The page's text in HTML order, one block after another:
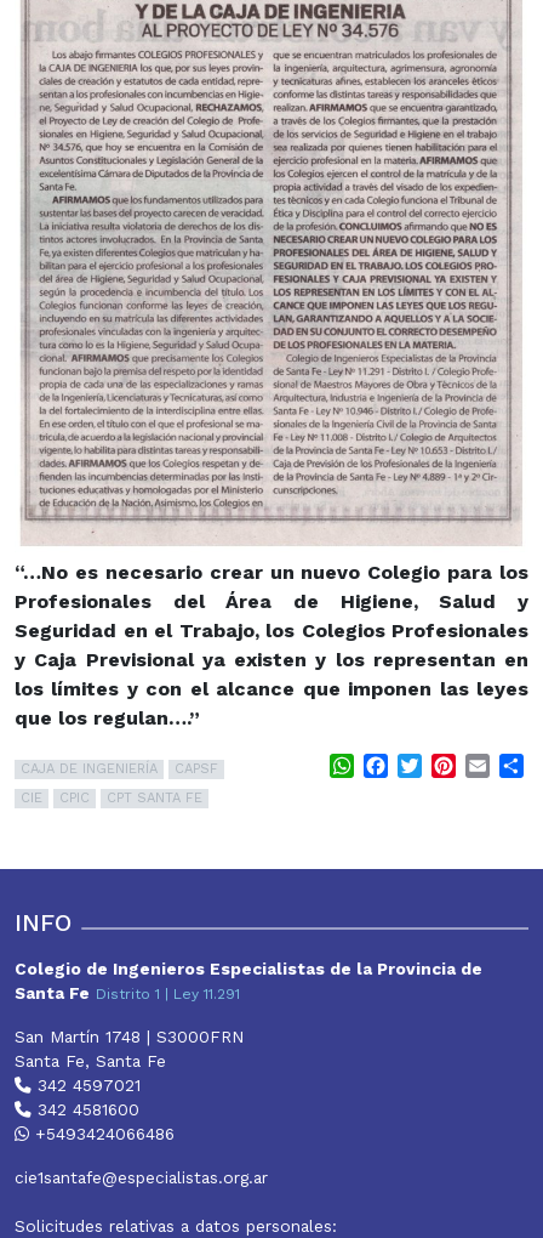
“…No es necesario crear un nuevo Colegio para los
Profesionales del Área de Higiene, Salud y
Seguridad en el Trabajo, los Colegios Profesionales
y Caja Previsional ya existen y los representan en
los límites y con el alcance que imponen las leyes
que los regulan….”
CAJA DE INGENIERÍA
CAPSF
CIE
CPIC CPT SANTA FE
WhatsApp
Facebook
TwitterPinterest
Email
INFO
Colegio de Ingenieros Especialistas de la Provincia de
Santa Fe Distrito 1 | Ley 11.291
San Martín 1748 | S3000FRN
Santa Fe, Santa Fe
342 4597021
342 4581600
+5493424066486
cie1santafe@especialistas.org.ar
Solicitudes relativas a datos personales: